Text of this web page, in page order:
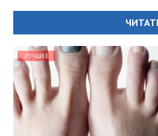
ЛУЧШЕЕ